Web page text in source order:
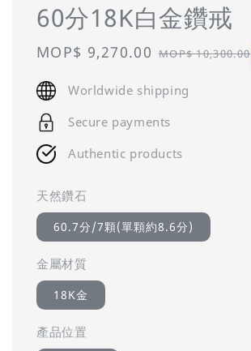
60分18K白金鑽戒
Sale
MOP$ 9,270.00 Regular
MOP$ 10,300.00
Worldwide shipping
Secure payments
Authentic products
天然鑽石
60.7分/7顆(單顆約8.6分)
金屬材質
18K金
產品位置